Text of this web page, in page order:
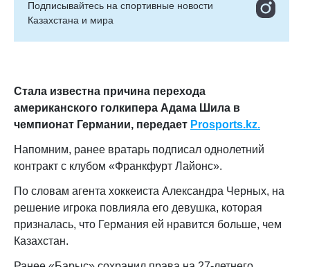
Подписывайтесь на cпортивные новости
Казахстана и мира
Стала известна причина перехода
американского голкипера Адама Шила в
чемпионат Германии, передает Prosports.kz.
Напомним, ранее вратарь подписал однолетний
контракт с клубом «Франкфурт Лайонс».
По словам агента хоккеиста Александра Черных, на
решение игрока повлияла его девушка, которая
призналась, что Германия ей нравится больше, чем
Казахстан.